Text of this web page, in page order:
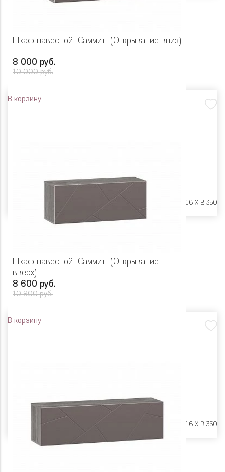
Шкаф навесной "Саммит" (Открывание вниз)
8 000 руб.
10 000 руб.
В корзину
Ш 902 X Г 316 X В 350
Шкаф навесной "Саммит" (Открывание
вверх)
8 600 руб.
10 800 руб.
В корзину
Ш 902 X Г 316 X В 350